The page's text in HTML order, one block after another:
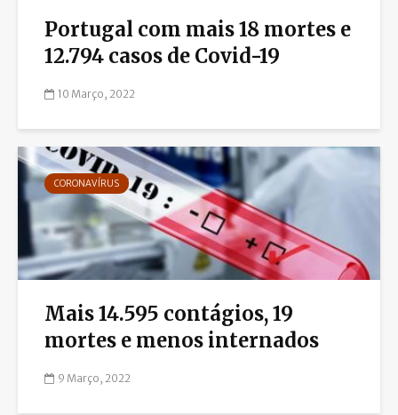
Portugal com mais 18 mortes e
12.794 casos de Covid-19
10 Março, 2022
CORONAVÍRUS
Mais 14.595 contágios, 19
mortes e menos internados
9 Março, 2022